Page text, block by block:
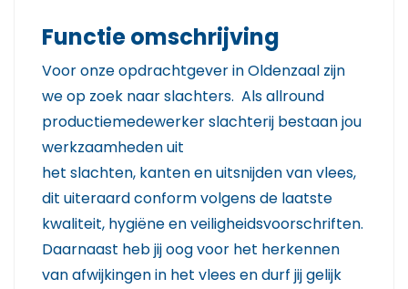
Functie omschrijving
Voor onze opdrachtgever in Oldenzaal zijn
we op zoek naar slachters. Als allround
productiemedewerker slachterij bestaan jou
werkzaamheden uit
het slachten, kanten en uitsnijden van vlees,
dit uiteraard conform volgens de laatste
kwaliteit, hygiëne en veiligheidsvoorschriften.
Daarnaast heb jij oog voor het herkennen
van afwijkingen in het vlees en durf jij gelijk